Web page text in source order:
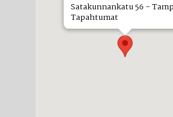
Satakunnankatu 56 -
Tapahtumat